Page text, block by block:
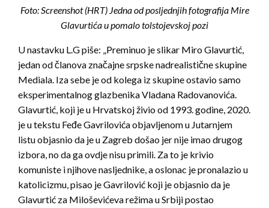
Foto: Screenshot (HRT) Jedna od posljednjih fotografija Mire
Glavurtića u pomalo tolstojevskoj pozi
U nastavku L.G piše: „Preminuo je slikar Miro Glavurtić,
jedan od članova značajne srpske nadrealistične skupine
Mediala. Iza sebe je od kolega iz skupine ostavio samo
eksperimentalnog glazbenika Vladana Radovanovića.
Glavurtić, koji je u Hrvatskoj živio od 1993. godine, 2020.
je u tekstu Feđe Gavrilovića objavljenom u Jutarnjem
listu objasnio da je u Zagreb došao jer nije imao drugog
izbora, no da ga ovdje nisu primili. Za to je krivio
komuniste i njihove nasljednike, a oslonac je pronalazio u
katolicizmu, pisao je Gavrilović koji je objasnio da je
Glavurtić za Miloševićeva režima u Srbiji postao